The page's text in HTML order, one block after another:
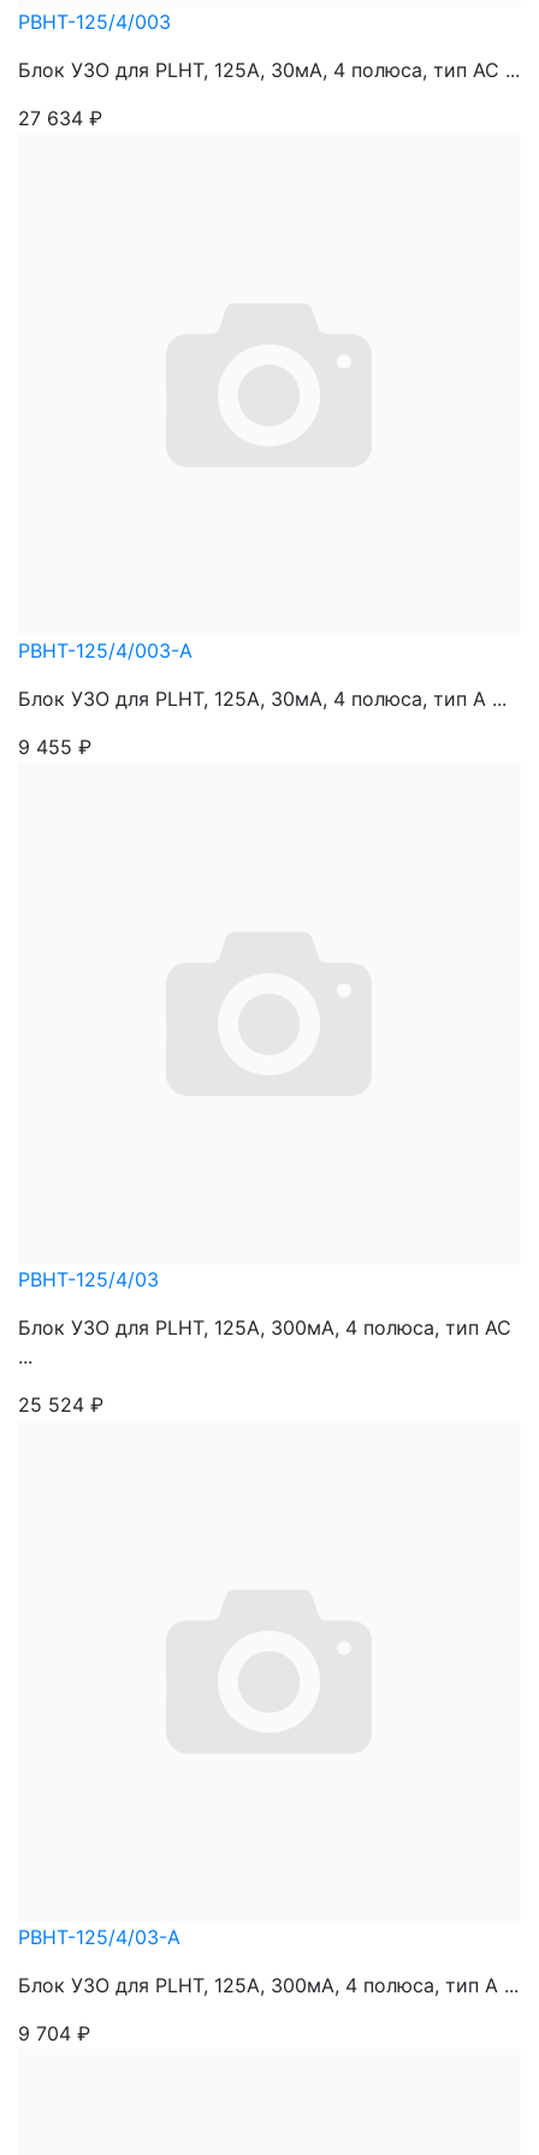
PBHT-125/4/003
Блок УЗО для PLHT, 125A, 30мА, 4 полюса, тип АС ...
27 634 ₽
PBHT-125/4/003-A
Блок УЗО для PLHT, 125A, 30мА, 4 полюса, тип А ...
9 455 ₽
PBHT-125/4/03
Блок УЗО для PLHT, 125A, 300мА, 4 полюса, тип АС
...
25 524 ₽
PBHT-125/4/03-A
Блок УЗО для PLHT, 125A, 300мА, 4 полюса, тип А ...
9 704 ₽